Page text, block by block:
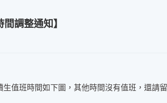
調整通知】
值班時間如下圖，其他時間沒有值班，還請